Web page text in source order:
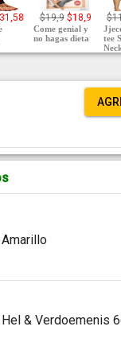
$19,9 $18,9
Come genial y
no hagas dieta
tee
& Verdoemenis